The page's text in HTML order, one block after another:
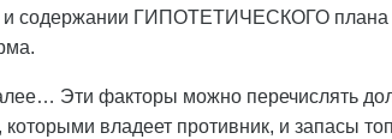
содержании ГИПОТЕТИЧЕСКОГО плана
Эти факторы можно перечислять
владеет противник, и запасы